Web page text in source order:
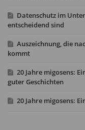
Datenschutz im
entscheidend sind
Auszeichnung, die
kommt
20 Jahre migosens:
guter Geschichten
20 Jahre migosens: